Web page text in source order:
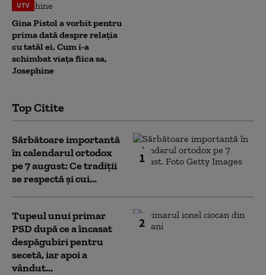
UTV
Gina Pistol a vorbit pentru
prima dată despre relația
cu tatăl ei. Cum i-a
schimbat viața fiica sa,
Josephine
Top Citite
1
Sărbătoare importantă
în calendarul ortodox
pe 7 august: Ce tradiții
se respectă și cui...
2
Tupeul unui primar
PSD după ce a încasat
despăgubiri pentru
secetă, iar apoi a
vândut...